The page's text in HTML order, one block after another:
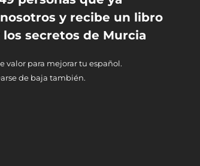
y recibe un libro
secretos de Murcia
valor para mejorar tu español.
de baja también.